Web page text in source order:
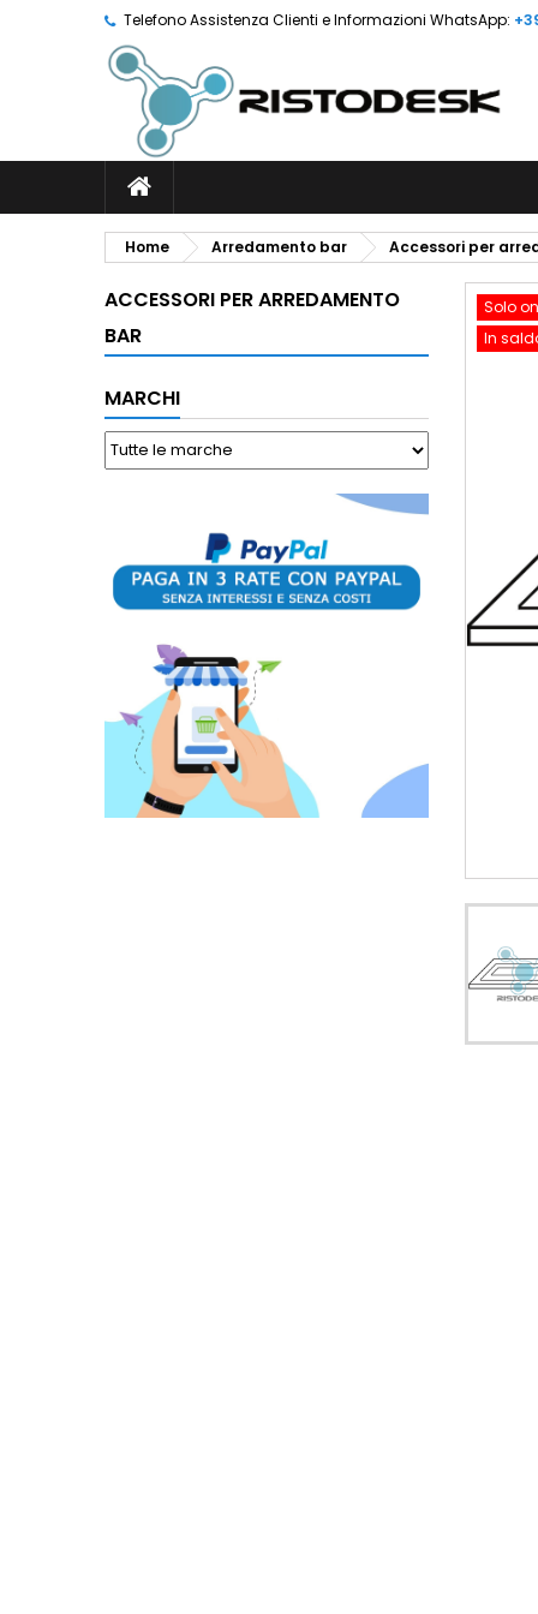
Telefono Assistenza Clienti e Informazioni WhatsApp:
Home Arredamento bar Accessori per
ACCESSORI PER ARREDAMENTO
BAR
MARCHI
Solo
In